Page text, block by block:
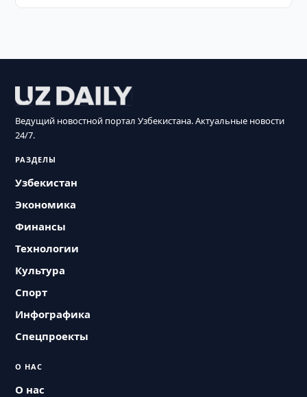
Ведущий новостной портал Узбекистана. Актуальные новости
24/7.
РАЗДЕЛЫ
Узбекистан
Экономика
Финансы
Технологии
Культура
Спорт
Инфографика
Спецпроекты
О НАС
О нас